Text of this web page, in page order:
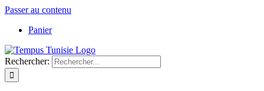
Passer au contenu
Panier
Rechercher: